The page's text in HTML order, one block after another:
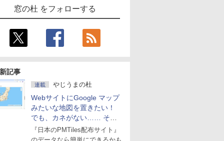
窓の杜 をフォローする
記事
連載 やじうまの杜
WebサイトにGoogle マップ
みたいな地図を置きたい！
でも、カネがない…… そん
な人に朗報！
『日本のPMTiles配布サイト』